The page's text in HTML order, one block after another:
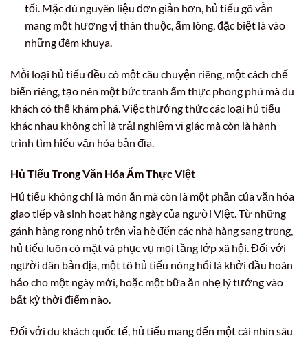
tối. Mặc dù nguyên liệu đơn giản hơn, hủ tiếu gõ vẫn
mang một hương vị thân thuộc, ấm lòng, đặc biệt là vào
những đêm khuya.
Mỗi loại hủ tiếu đều có một câu chuyện riêng, một cách chế
biến riêng, tạo nên một bức tranh ẩm thực phong phú mà du
khách có thể khám phá. Việc thưởng thức các loại hủ tiếu
khác nhau không chỉ là trải nghiệm vị giác mà còn là hành
trình tìm hiểu văn hóa bản địa.
Hủ Tiếu Trong Văn Hóa Ẩm Thực Việt
Hủ tiếu không chỉ là món ăn mà còn là một phần của văn hóa
giao tiếp và sinh hoạt hàng ngày của người Việt. Từ những
gánh hàng rong nhỏ trên vỉa hè đến các nhà hàng sang trọng,
hủ tiếu luôn có mặt và phục vụ mọi tầng lớp xã hội. Đối với
người dân bản địa, một tô hủ tiếu nóng hổi là khởi đầu hoàn
hảo cho một ngày mới, hoặc một bữa ăn nhẹ lý tưởng vào
bất kỳ thời điểm nào.
Đối với du khách quốc tế, hủ tiếu mang đến một cái nhìn sâu